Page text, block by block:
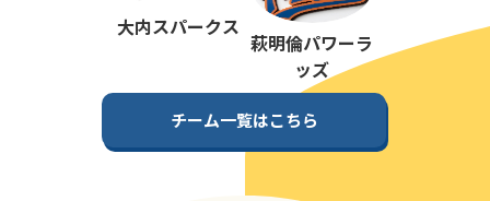
第5回 ポップアスリートカップ
ポップアスリートカップ
ポップアスリートカップ
大内スパークス
萩明倫パワーラ
ッズ
チーム一覧はこちら